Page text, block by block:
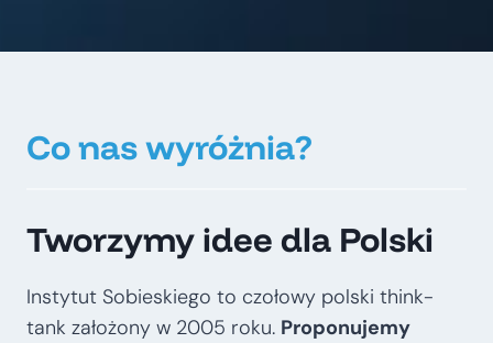
Co nas wyróżnia?
Tworzymy idee dla Polski
Instytut Sobieskiego to czołowy polski think-
tank założony w 2005 roku. Proponujemy